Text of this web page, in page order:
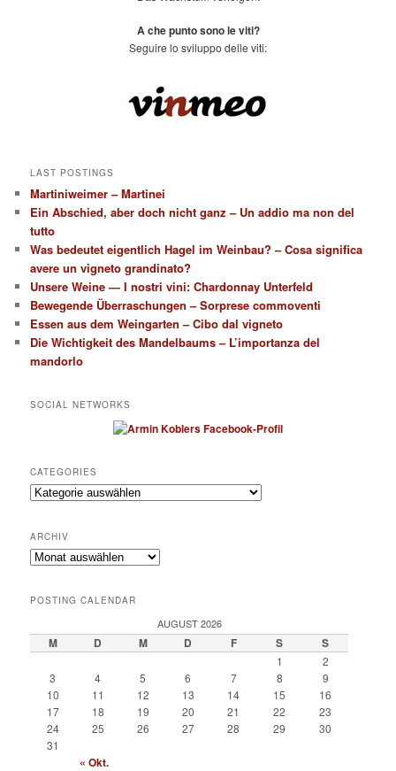
A che punto sono le viti?
Seguire lo sviluppo delle viti:
LAST POSTINGS
Martiniweimer – Martinei
Ein Abschied, aber doch nicht ganz – Un addio ma non del
tutto
Was bedeutet eigentlich Hagel im Weinbau? – Cosa significa
avere un vigneto grandinato?
Unsere Weine — I nostri vini: Chardonnay Unterfeld
Bewegende Überraschungen – Sorprese commoventi
Essen aus dem Weingarten – Cibo dal vigneto
Die Wichtigkeit des Mandelbaums – L’importanza del
mandorlo
SOCIAL NETWORKS
CATEGORIES
Categories
ARCHIV
Archiv
POSTING CALENDAR
AUGUST 2026
M D M D F S S
1
2
3
4 5 6 7 8
9
10
11 12 13 14 15
16
17
18 19 20 21 22
23
24
25 26 27 28 29
30
31
« Okt.